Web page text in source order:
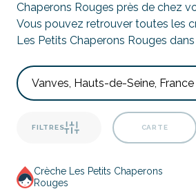
Chaperons Rouges près de chez
Vous pouvez retrouver toutes les
Les Petits Chaperons Rouges
FILTRES CARTE
Crèche Les Petits Chaperons
Rouges